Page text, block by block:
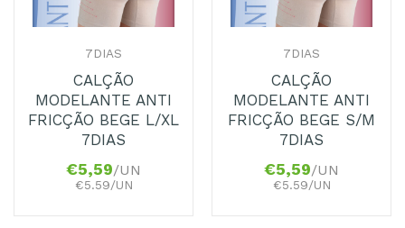
7DIAS
CALÇÃO
MODELANTE ANTI
FRICÇÃO BEGE L/XL
7DIAS
€5,59/UN
€5.59/UN
7DIAS
CALÇÃO
MODELANTE ANTI
FRICÇÃO BEGE S/M
7DIAS
€5,59/UN
€5.59/UN